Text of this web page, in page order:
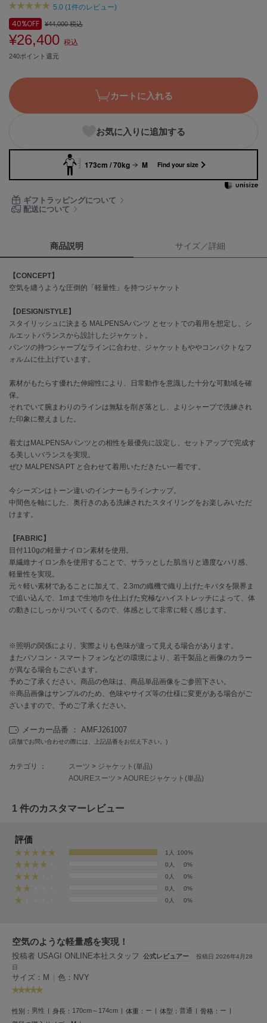
Ballelite
バレリット
BANDOLIER
Barbour
Calvin Klein
CELFORD
Clarks Premium
クラークス
CODE A
コードエー
COLE HAAN
コール ハーン
CONVERSE
コンバース
ダンスキン
EIMY ISTOIRE
エイミー イストワール
エミ
emmi atelier
エミ アトリエ
emmi yoga
エミヨガ
ey
アイ
gelato pique
ジェラート ピケ
ジェラート ピケ キャットアンドドッグ
gelato pique Sleep
GRAMICCI
グラミチ
Henon.
5.0 (1件のレビュー)
40%OFF ¥44,000税込
¥26,400 税込
240ポイント還元
カートに入れる
お気に入りに追加する
173cm / 70kg M Find your size
ギフトラッピングについて
配送について
商品説明 サイズ／詳細
【CONCEPT】
空気を纏うような圧倒的「軽量性」を持つジャケット
【DESIGN/STYLE】
スタイリッシュに決まる MALPENSAパンツ とセットでの着用を想定し、シ
ルエットバランスから設計したジャケット。
パンツの持つシャープなラインに合わせ、ジャケットもややコンパクトなフ
ォルムに仕上げています。
素材がもたらす優れた伸縮性により、日常動作を意識した十分な可動域を確
保。
それでいて腕まわりのラインは無駄を削ぎ落とし、よりシャープで洗練され
た印象に整えました。
着丈はMALPENSAパンツとの相性を最優先に設定し、セットアップで完成す
る美しいバランスを実現。
ぜひ MALPENSA PT と合わせて着用いただきたい一着です。
今シーズンはトーン違いのインナーもラインナップ。
中間色を軸にした、奥行きのある洗練されたスタイリングをお楽しみいただ
けます。
【FABRIC】
目付110gの軽量ナイロン素材を使用。
単繊維ナイロン糸を使用することで、サラッとした肌当りと適度なハリ感、
軽量性を実現。
元々軽い素材であることに加えて、2.3mの織機で織り上げたキバタを限界ま
で追い込んで、1mまで生地巾を仕上げた究極なハイストレッチによって、体
の動きにしっかりついてくるので、体感として非常に軽く感じます。
※照明の関係により、実際よりも色味が違って見える場合があります。
またパソコン・スマートフォンなどの環境により、若干製品と画像のカラー
が異なる場合もございます。
予めご了承ください。商品の色味は、商品単品画像をご参照下さい。
※商品画像はサンプルのため、色味やサイズ等の仕様に変更がある場合がご
ざいますので、予めご了承ください。
メーカー品番 ： AMFJ261007
(店舗でお問い合わせの際には、上記品番をお伝え下さい。)
カテゴリ ： スーツ > ジャケット(単品)
AOUREスーツ > AOUREジャケット(単品)
1 件のカスタマーレビュー
評価
1人
100%
0人
0%
0人
0%
0人
0%
0人
0%
空気のような軽量感を実現！
投稿者 USAGI ONLINE本社スタッフ 公式レビュアー
投稿日 2026年4月28
日
サイズ：M | 色：NVY
性別： 男性 身長： 170cm～174cm 体重： ー 体型： 普通 骨格： ー